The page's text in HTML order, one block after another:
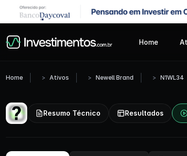
Home
Home Ativos Newell Brand N1WL34
Resumo Técnico Resultados